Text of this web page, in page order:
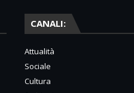
CANALI:
Attualità
Sociale
Cultura